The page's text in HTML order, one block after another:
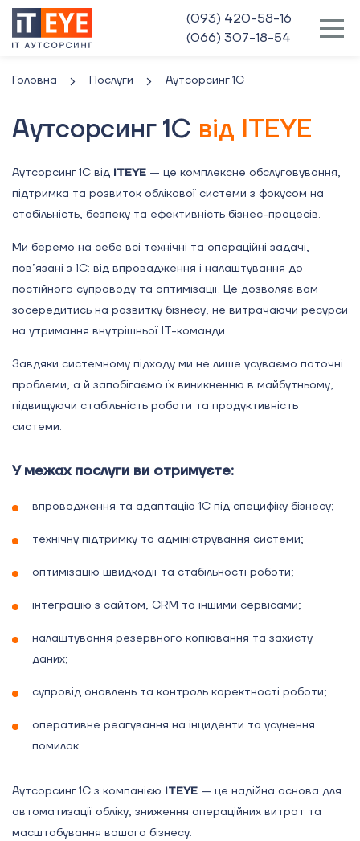
(093) 420-58-16
(066) 307-18-54
Головна Послуги Аутсорсинг 1С
Аутсорсинг 1С від ITEYE
Аутсорсинг 1С від ITEYE — це комплексне обслуговування,
підтримка та розвиток облікової системи з фокусом на
стабільність, безпеку та ефективність бізнес-процесів.
Ми беремо на себе всі технічні та операційні задачі,
пов’язані з 1С: від впровадження і налаштування до
постійного супроводу та оптимізації. Це дозволяє вам
зосередитись на розвитку бізнесу, не витрачаючи ресурси
на утримання внутрішньої IT-команди.
Завдяки системному підходу ми не лише усуваємо поточні
проблеми, а й запобігаємо їх виникненню в майбутньому,
підвищуючи стабільність роботи та продуктивність
системи.
У межах послуги ви отримуєте:
впровадження та адаптацію 1С під специфіку бізнесу;
технічну підтримку та адміністрування системи;
оптимізацію швидкодії та стабільності роботи;
інтеграцію з сайтом, CRM та іншими сервісами;
налаштування резервного копіювання та захисту
даних;
супровід оновлень та контроль коректності роботи;
оперативне реагування на інциденти та усунення
помилок.
Аутсорсинг 1С з компанією ITEYE — це надійна основа для
автоматизації обліку, зниження операційних витрат та
масштабування вашого бізнесу.